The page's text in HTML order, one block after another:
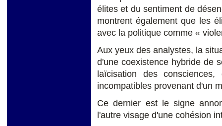
élites et du sentiment de
montrent également que les
avec la politique comme «
Aux yeux des analystes, la
d'une coexistence hybride de
laïcisation des
incompatibles provenant d'un
Ce dernier est le signe
l'autre visage d'une cohésion